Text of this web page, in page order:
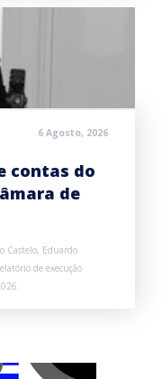
6 Agosto, 2026
contas do
de
Castelo, Eduardo
de execução